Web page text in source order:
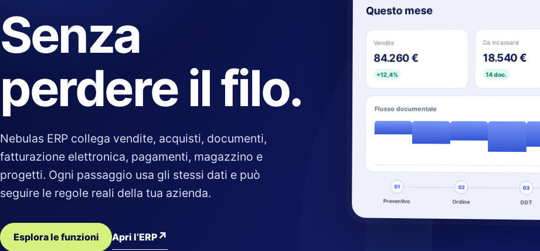
Senza
perdere il filo.
Nebulas ERP collega vendite, acquisti, documenti,
fatturazione elettronica, pagamenti, magazzino e
progetti. Ogni passaggio usa gli stessi dati e può
seguire le regole reali della tua azienda.
Esplora le funzioni Apri l’ERP↗
Questo mese
Vendite
84.260 €
+12,4%
Da incassare
18.540 €
14 doc.
Flusso documentale
01
Preventivo
02
Ordine
03
DDT